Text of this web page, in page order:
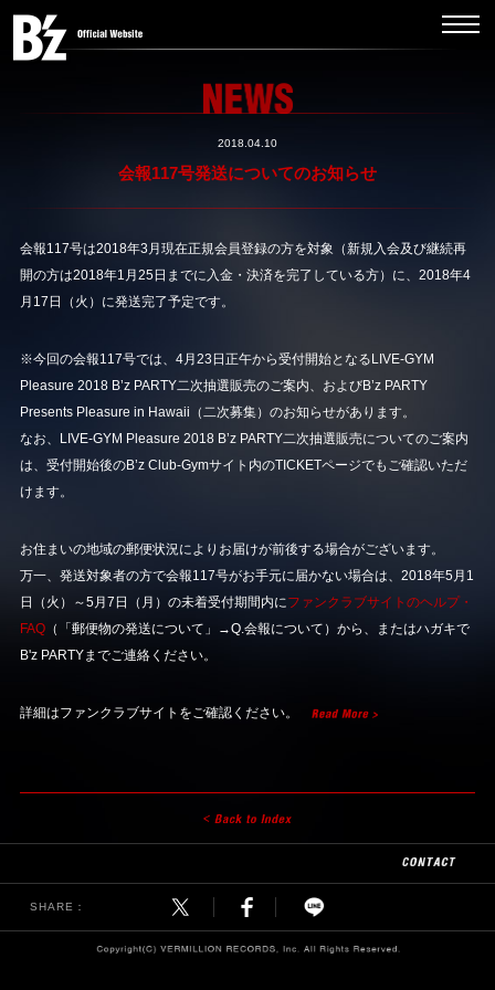
2018.04.10
会報117号発送についてのお知らせ
会報117号は2018年3月現在正規会員登録の方を対象（新規入会及び継続再
開の方は2018年1月25日までに入金・決済を完了している方）に、2018年4
月17日（火）に発送完了予定です。
※今回の会報117号では、4月23日正午から受付開始となるLIVE-GYM
Pleasure 2018 B’z PARTY二次抽選販売のご案内、およびB’z PARTY
Presents Pleasure in Hawaii（二次募集）のお知らせがあります。
なお、LIVE-GYM Pleasure 2018 B’z PARTY二次抽選販売についてのご案内
は、受付開始後のB’z Club-Gymサイト内のTICKETページでもご確認いただ
けます。
お住まいの地域の郵便状況によりお届けが前後する場合がございます。
万一、発送対象者の方で会報117号がお手元に届かない場合は、2018年5月1
日（火）～5月7日（月）の未着受付期間内にファンクラブサイトのヘルプ・
FAQ（「郵便物の発送について」→Q.会報について）から、またはハガキで
B'z PARTYまでご連絡ください。
詳細はファンクラブサイトをご確認ください。
SHARE：